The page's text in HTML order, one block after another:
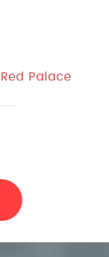
Red Palace